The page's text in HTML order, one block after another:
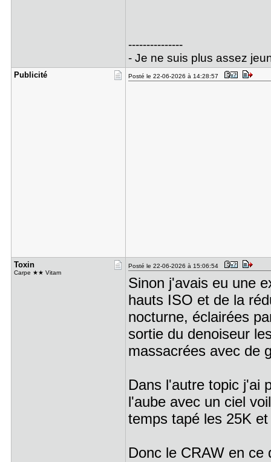
---------------
- Je ne suis plus assez
Publicité Posté le 22-06-2026 à 14:28:57
Toxin
Carpe ★★ Vitam
Posté le 22-06-2026 à 15:06:54
Sinon j'avais eu une
hauts ISO et de la
nocturne, éclairées
sortie du denoiseur
massacrées avec de
Dans l'autre topic j'ai
l'aube avec un ciel
temps tapé les 25K
Donc le CRAW en